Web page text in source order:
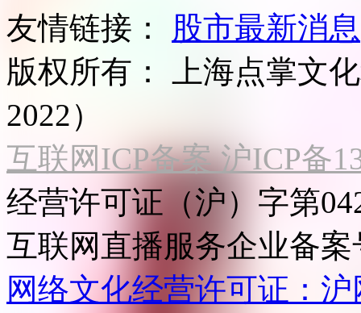
友情链接：
股市最新消息
版权所有：
上海点掌文
2022）
互联网ICP备案 沪ICP备
经营许可证（沪）字第
互联网直播服务企业备案
网络文化经营许可证：